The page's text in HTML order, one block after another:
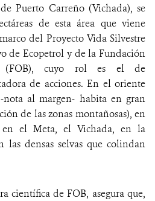
Puerto Carreño (Vichada), se
de esta área que viene
del Proyecto Vida Silvestre
de Ecopetrol y de la Fundación
(FOB), cuyo rol es el de
de acciones. En el oriente
al margen- habita en gran
de las zonas montañosas), en
en el Meta, el Vichada, en la
las densas selvas que colindan
científica de FOB, asegura que,